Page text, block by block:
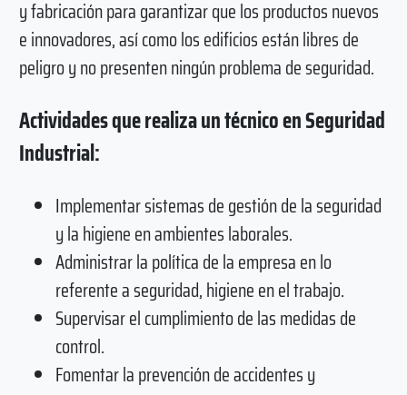
y fabricación para garantizar que los productos nuevos
e innovadores, así como los edificios están libres de
peligro y no presenten ningún problema de seguridad.
Actividades que realiza un técnico en Seguridad
Industrial:
Implementar sistemas de gestión de la seguridad
y la higiene en ambientes laborales.
Administrar la política de la empresa en lo
referente a seguridad, higiene en el trabajo.
Supervisar el cumplimiento de las medidas de
control.
Fomentar la prevención de accidentes y